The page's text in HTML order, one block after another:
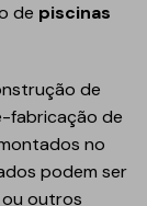
de piscinas
de
fabricação de
no
podem ser
ou outros